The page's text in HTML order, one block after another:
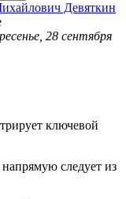
28 сентября
ключевой
напрямую следует из